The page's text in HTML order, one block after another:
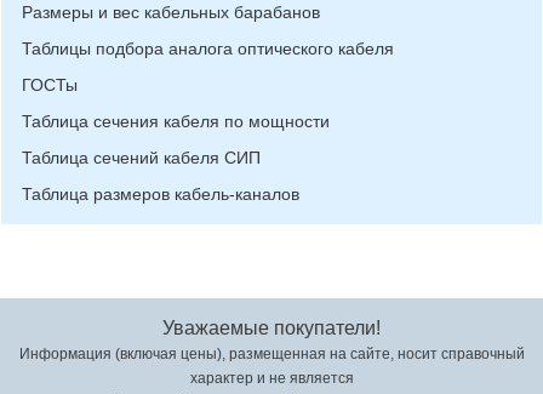
Размеры и вес кабельных барабанов
Таблицы подбора аналога оптического кабеля
ГОСТы
Таблица сечения кабеля по мощности
Таблица сечений кабеля СИП
Таблица размеров кабель-каналов
Уважаемые покупатели!
Информация (включая цены), размещенная на сайте, носит справочный
характер и не является